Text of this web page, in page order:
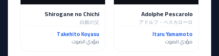
Adolphe Pescarolo
アドルフ・ペスカローロ
Itaru Yamamoto
مؤدي الصوت
Shirogane no Chichi
白銀の父
Takehito Koyasu
مؤدي الصوت